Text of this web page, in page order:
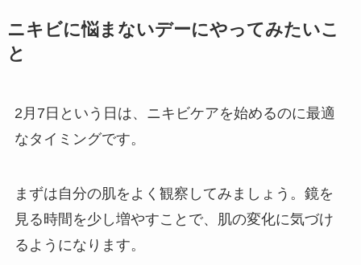
ニキビに悩まないデーにやってみたいこ
と
2月7日という日は、ニキビケアを始めるのに最適
なタイミングです。
まずは自分の肌をよく観察してみましょう。鏡を
見る時間を少し増やすことで、肌の変化に気づけ
るようになります。